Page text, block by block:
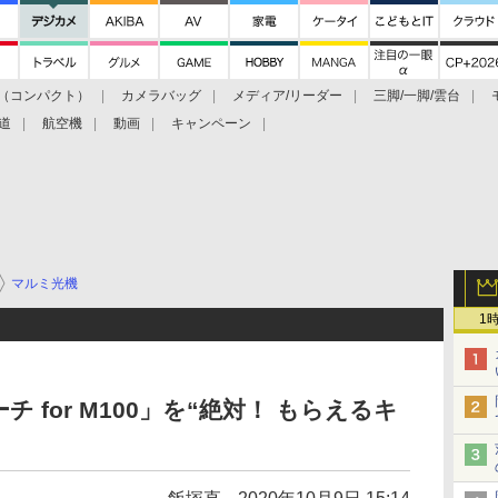
コンパクト） カメラバッグ メディア/リーダー 三脚/一脚/雲台
航空機 動画 キャンペーン
1
マルミ光機
for M100」を“絶対！ もらえるキ